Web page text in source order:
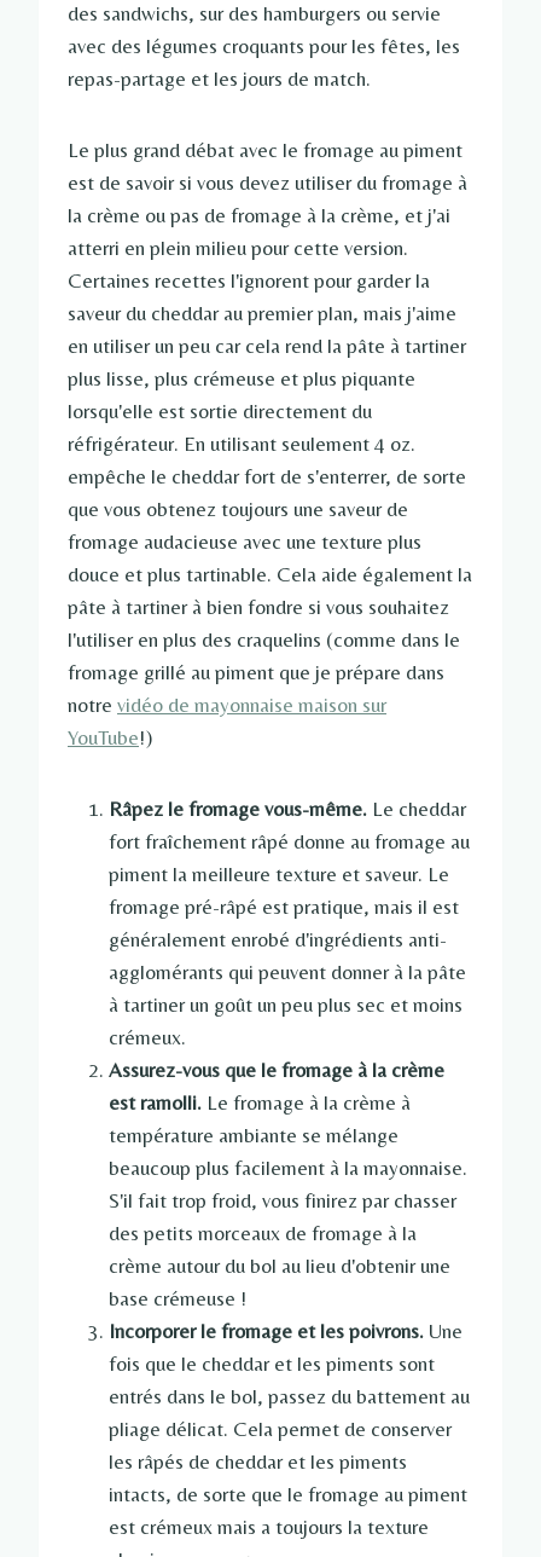
des sandwichs, sur des hamburgers ou servie
avec des légumes croquants pour les fêtes, les
repas-partage et les jours de match.
Le plus grand débat avec le fromage au piment
est de savoir si vous devez utiliser du fromage à
la crème ou pas de fromage à la crème, et j'ai
atterri en plein milieu pour cette version.
Certaines recettes l'ignorent pour garder la
saveur du cheddar au premier plan, mais j'aime
en utiliser un peu car cela rend la pâte à tartiner
plus lisse, plus crémeuse et plus piquante
lorsqu'elle est sortie directement du
réfrigérateur. En utilisant seulement 4 oz.
empêche le cheddar fort de s'enterrer, de sorte
que vous obtenez toujours une saveur de
fromage audacieuse avec une texture plus
douce et plus tartinable. Cela aide également la
pâte à tartiner à bien fondre si vous souhaitez
l'utiliser en plus des craquelins (comme dans le
fromage grillé au piment que je prépare dans
notre vidéo de mayonnaise maison sur
YouTube!)
Râpez le fromage vous-même. Le cheddar
fort fraîchement râpé donne au fromage au
piment la meilleure texture et saveur. Le
fromage pré-râpé est pratique, mais il est
généralement enrobé d'ingrédients anti-
agglomérants qui peuvent donner à la pâte
à tartiner un goût un peu plus sec et moins
crémeux.
Assurez-vous que le fromage à la crème
est ramolli. Le fromage à la crème à
température ambiante se mélange
beaucoup plus facilement à la mayonnaise.
S'il fait trop froid, vous finirez par chasser
des petits morceaux de fromage à la
crème autour du bol au lieu d'obtenir une
base crémeuse !
Incorporer le fromage et les poivrons. Une
fois que le cheddar et les piments sont
entrés dans le bol, passez du battement au
pliage délicat. Cela permet de conserver
les râpés de cheddar et les piments
intacts, de sorte que le fromage au piment
est crémeux mais a toujours la texture